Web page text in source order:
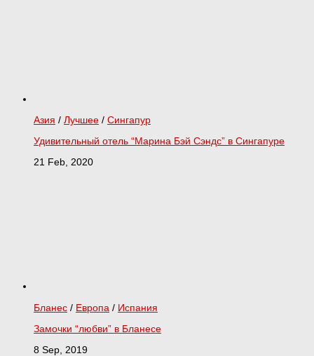
Азия / Лучшее / Сингапур
Удивительный отель “Марина Бэй Сэндс” в Сингапуре
21 Feb, 2020
Бланес / Европа / Испания
Замочки “любви” в Бланесе
8 Sep, 2019